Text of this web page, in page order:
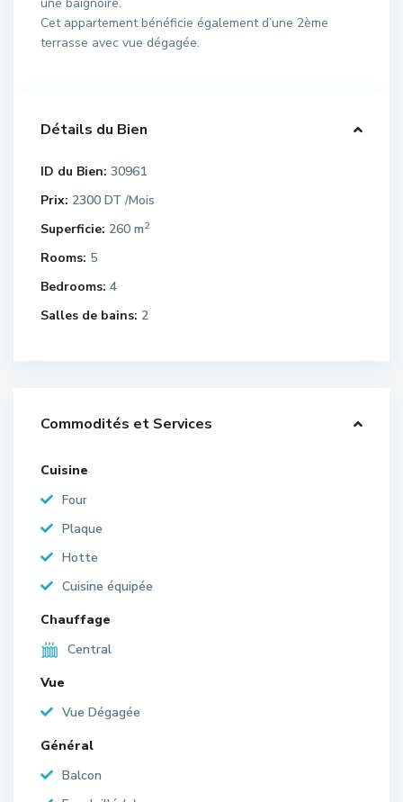
Cet appartement bénéficie également d’une 2ème
terrasse avec vue dégagée.
Détails du Bien
ID du Bien: 30961
Prix: 2300 DT /Mois
Superficie: 260 m2
Rooms: 5
Bedrooms: 4
Salles de bains: 2
Commodités et Services
Cuisine
Four
Plaque
Hotte
Cuisine équipée
Chauffage
Central
Vue
Vue Dégagée
Général
Balcon